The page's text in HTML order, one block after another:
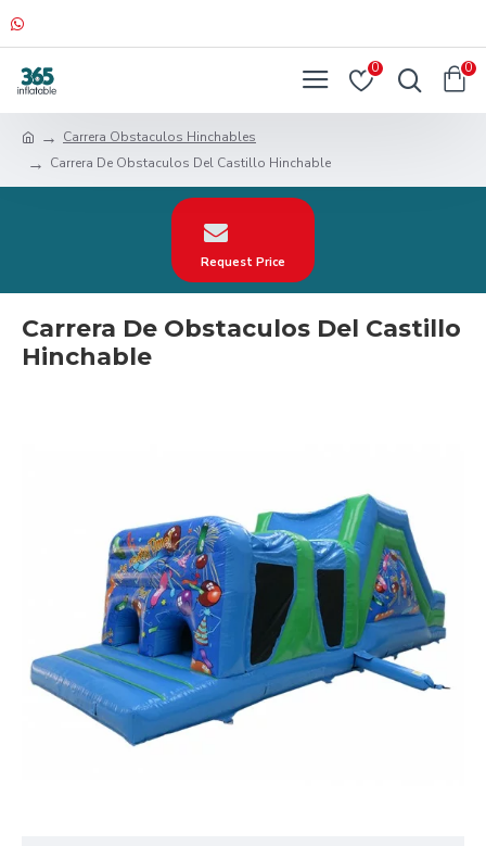
0 0
Carrera Obstaculos Hinchables
Carrera De Obstaculos Del Castillo Hinchable
Request Price
Carrera De Obstaculos Del Castillo
Hinchable